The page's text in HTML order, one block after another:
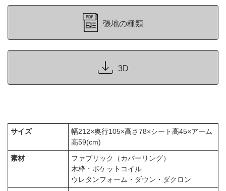
張地の種類
3D
サイズ
幅212×奥行105×高さ78×シート高45×アーム
高59(cm)
素材
ファブリック（カバーリング）
木枠・ポケットコイル
ウレタンフォーム・ダウン・ダクロン